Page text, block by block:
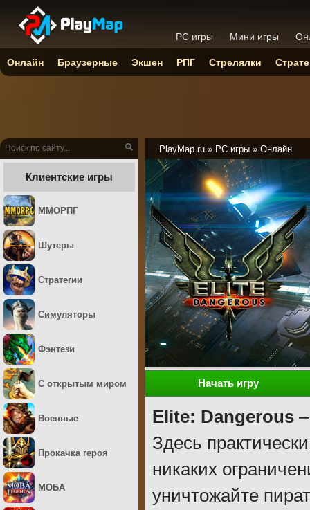
PlayMap.ru » PC игры » Онлайн
Начать игру
Elite: Dangerous
Здесь
никаких
уничтожайте
Клиентские игры
ММОРПГ
Шутеры
Стратегии
Симуляторы
Фэнтези
С открытым миром
Военные
Прокачка героя
МОБА
PC игры Мини игры
Онлайн Браузерные Экшен РПГ Стрелялки